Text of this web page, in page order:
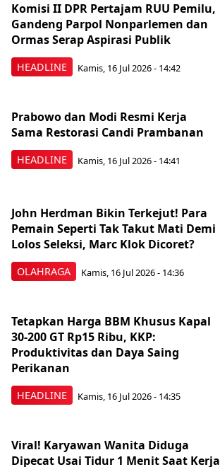
HEADLINE
Komisi II DPR Pertajam RUU Pemilu,
Gandeng Parpol Nonparlemen dan
Ormas Serap Aspirasi Publik
Kamis, 16 Jul 2026 - 14:42
HEADLINE
Prabowo dan Modi Resmi Kerja
Sama Restorasi Candi Prambanan
Kamis, 16 Jul 2026 - 14:41
OLAHRAGA
John Herdman Bikin Terkejut! Para
Pemain Seperti Tak Takut Mati Demi
Lolos Seleksi, Marc Klok Dicoret?
Kamis, 16 Jul 2026 - 14:36
HEADLINE
Tetapkan Harga BBM Khusus Kapal
30-200 GT Rp15 Ribu, KKP:
Produktivitas dan Daya Saing
Perikanan
Kamis, 16 Jul 2026 - 14:35
Viral! Karyawan Wanita Diduga
Dipecat Usai Tidur 1 Menit Saat Kerja